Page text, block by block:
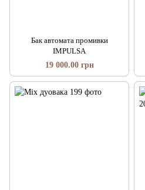
Бак автомата промивки
IMPULSA
19 000.00 грн